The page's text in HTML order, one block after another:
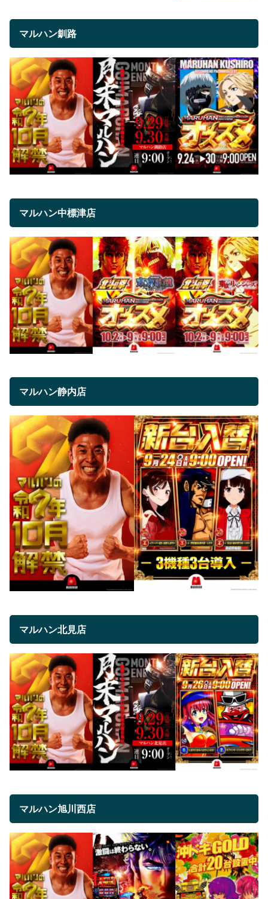
マルハン釧路
マルハン中標津店
マルハン静内店
マルハン北見店
マルハン旭川西店